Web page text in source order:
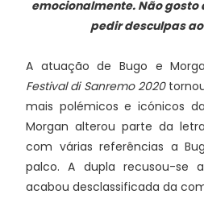
emocionalmente. Não gosto
pedir desculpas
A atuação de Bugo e
Festival di Sanremo 2020
mais polémicos e icónicos
Morgan alterou parte da
com várias referências a
palco. A dupla recusou-se
acabou desclassificada da